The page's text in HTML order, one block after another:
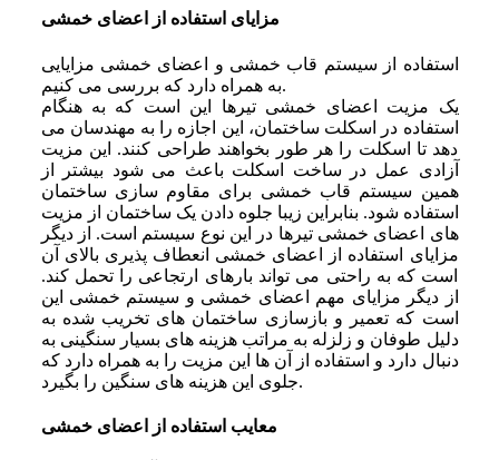
مزایای استفاده از اعضای خمشی
استفاده از سیستم قاب خمشی و اعضای خمشی مزایایی
به همراه دارد که بررسی می‌ کنیم.
یک مزیت اعضای خمشی تیرها این است که به هنگام
استفاده در اسکلت ساختمان، این اجازه را به مهندسان می‌
دهد تا اسکلت را هر طور بخواهند طراحی کنند. این مزیت
آزادی عمل در ساخت اسکلت باعث می‌ شود بیشتر از
همین سیستم قاب خمشی برای مقاوم ‌سازی ساختمان
استفاده شود. بنابراین زیبا جلوه دادن یک ساختمان از مزیت
‌های اعضای خمشی تیرها در این نوع سیستم است. از دیگر
مزایای استفاده از اعضای خمشی انعطاف ‌پذیری بالای آن
است که به ‌راحتی می‌ تواند بارهای ارتجاعی را تحمل کند.
از دیگر مزایای مهم اعضای خمشی و سیستم خمشی این
است که تعمیر و بازسازی ساختمان‌ های تخریب شده به
دلیل طوفان و زلزله به مراتب هزینه های بسیار سنگینی به
دنبال دارد و استفاده از آن ها این مزیت را به همراه دارد که
جلوی این هزینه‌ های سنگین را بگیرد.
معایب استفاده از اعضای خمشی